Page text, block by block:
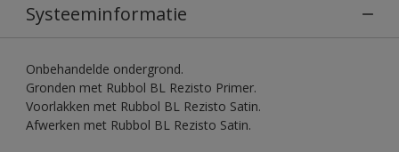
Systeeminformatie
Onbehandelde ondergrond.
Gronden met Rubbol BL Rezisto Primer.
Voorlakken met Rubbol BL Rezisto Satin.
Afwerken met Rubbol BL Rezisto Satin.